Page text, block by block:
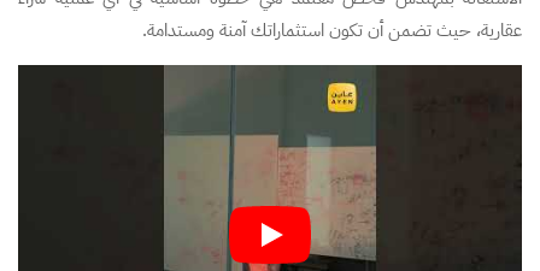
عقارية، حيث تضمن أن تكون استثماراتك آمنة ومستدامة.